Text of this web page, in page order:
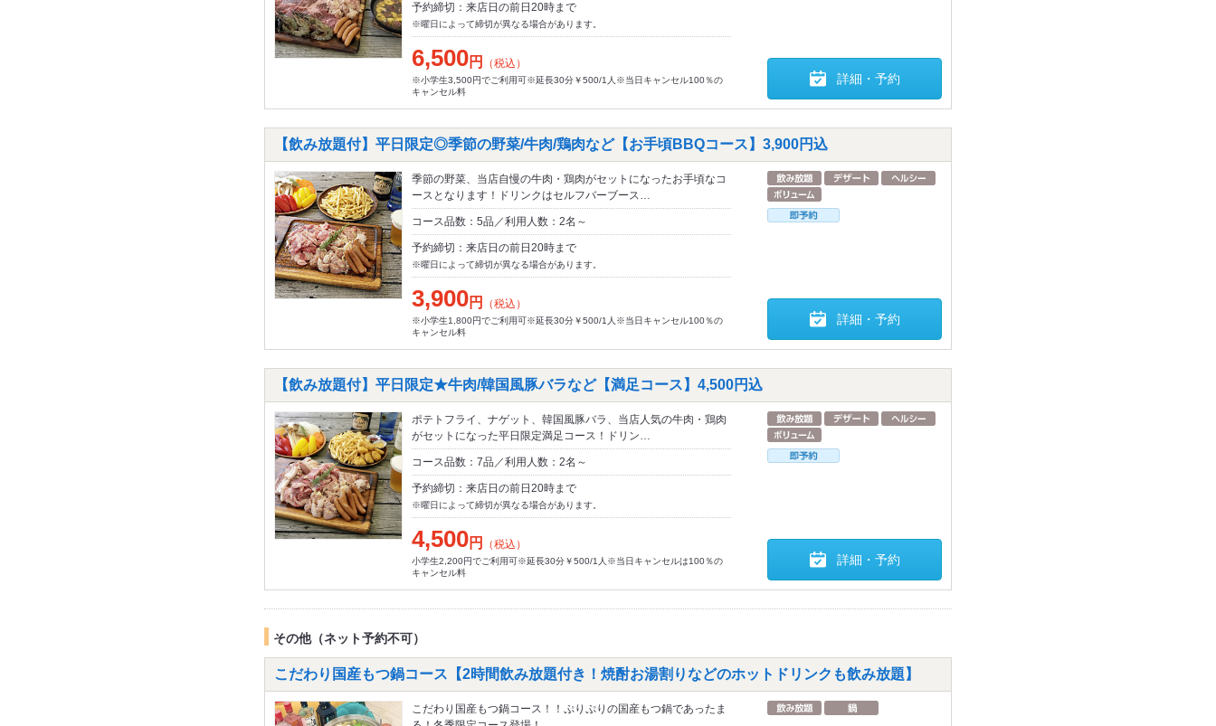
予約締切：来店日の前日20時まで
※曜日によって締切が異なる場合があります。
6,500円 （税込）
※小学生3,500円でご利用可※延長30分￥500/1人※当日キャンセル100％の
キャンセル料
詳細・予約
【飲み放題付】平日限定◎季節の野菜/牛肉/鶏肉など【お手頃BBQコース】3,900円込
季節の野菜、当店自慢の牛肉・鶏肉がセットになったお手頃なコ
ースとなります！ドリンクはセルフバーブース…
コース品数：5品／利用人数：2名～
予約締切：来店日の前日20時まで
※曜日によって締切が異なる場合があります。
3,900円 （税込）
※小学生1,800円でご利用可※延長30分￥500/1人※当日キャンセル100％の
キャンセル料
詳細・予約
【飲み放題付】平日限定★牛肉/韓国風豚バラなど【満足コース】4,500円込
ポテトフライ、ナゲット、韓国風豚バラ、当店人気の牛肉・鶏肉
がセットになった平日限定満足コース！ドリン…
コース品数：7品／利用人数：2名～
予約締切：来店日の前日20時まで
※曜日によって締切が異なる場合があります。
4,500円 （税込）
小学生2,200円でご利用可※延長30分￥500/1人※当日キャンセルは100％の
キャンセル料
詳細・予約
その他（ネット予約不可）
こだわり国産もつ鍋コース【2時間飲み放題付き！焼酎お湯割りなどのホットドリンクも飲み放題】
こだわり国産もつ鍋コース！！ぷりぷりの国産もつ鍋であったま